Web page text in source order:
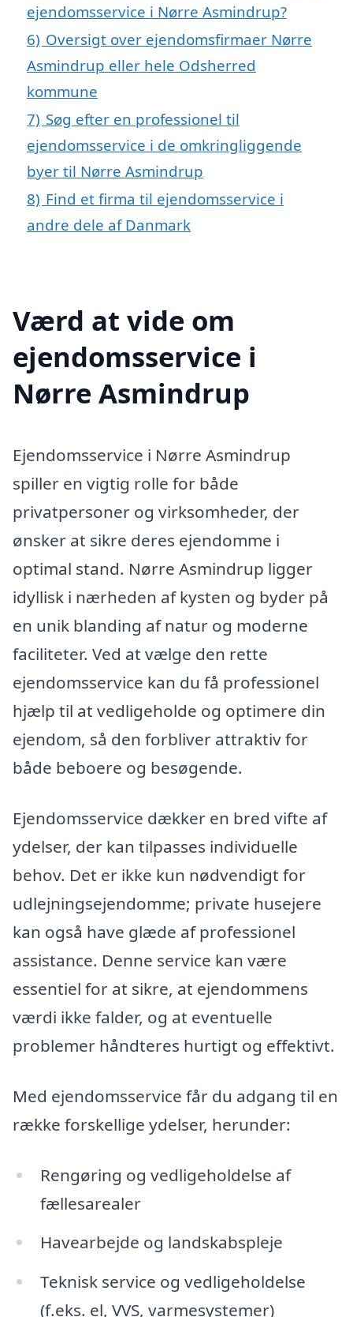
ejendomsservice i Nørre Asmindrup?
6) Oversigt over ejendomsfirmaer Nørre
Asmindrup eller hele Odsherred
kommune
7) Søg efter en professionel til
ejendomsservice i de omkringliggende
byer til Nørre Asmindrup
8) Find et firma til ejendomsservice i
andre dele af Danmark
Værd at vide om
ejendomsservice i
Nørre Asmindrup
Ejendomsservice i Nørre Asmindrup
spiller en vigtig rolle for både
privatpersoner og virksomheder, der
ønsker at sikre deres ejendomme i
optimal stand. Nørre Asmindrup ligger
idyllisk i nærheden af kysten og byder på
en unik blanding af natur og moderne
faciliteter. Ved at vælge den rette
ejendomsservice kan du få professionel
hjælp til at vedligeholde og optimere din
ejendom, så den forbliver attraktiv for
både beboere og besøgende.
Ejendomsservice dækker en bred vifte af
ydelser, der kan tilpasses individuelle
behov. Det er ikke kun nødvendigt for
udlejningsejendomme; private husejere
kan også have glæde af professionel
assistance. Denne service kan være
essentiel for at sikre, at ejendommens
værdi ikke falder, og at eventuelle
problemer håndteres hurtigt og effektivt.
Med ejendomsservice får du adgang til en
række forskellige ydelser, herunder:
Rengøring og vedligeholdelse af
fællesarealer
Havearbejde og landskabspleje
Teknisk service og vedligeholdelse
(f.eks. el, VVS, varmesystemer)